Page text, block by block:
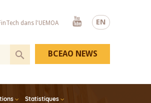
EN
dans l'UEMOA
Youtube
Statistiques
BCEAO NEWS